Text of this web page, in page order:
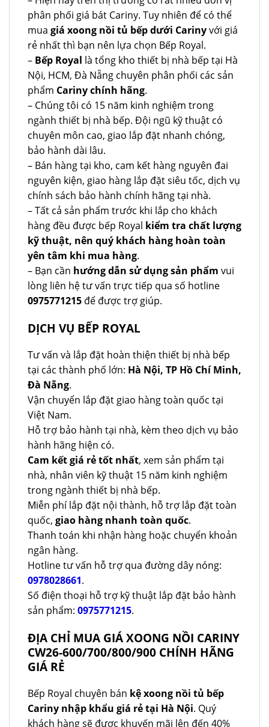
phân phối giá bát Cariny. Tuy nhiên để có thể
mua giá xoong nồi tủ bếp dưới Carinyvới giá
rẻ nhất thì bạn nên lựa chọn Bếp Royal.
– Bếp Royal là tổng kho thiết bị nhà bếp tại Hà
Nội, HCM, Đà Nẵng chuyên phân phối các sản
phẩm Cariny chính hãng.
– Chúng tôi có 15 năm kinh nghiệm trong
ngành thiết bị nhà bếp. Đội ngũ kỹ thuật có
chuyên môn cao, giao lắp đặt nhanh chóng,
bảo hành dài lâu.
– Bán hàng tại kho, cam kết hàng nguyên đai
nguyên kiện, giao hàng lắp đặt siêu tốc, dịch vụ
chính sách bảo hành chính hãng tại nhà.
– Tất cả sản phẩm trước khi lắp cho khách
hàng đều được bếp Royal kiểm tra chất lượng
kỹ thuật, nên quý khách hàng hoàn toàn
yên tâm khi mua hàng.
– Bạn cần hướng dẫn sử dụng sản phẩm vui
lòng liên hệ tư vấn trực tiếp qua số hotline
0975771215 để được trợ giúp.
DỊCH VỤ BẾP ROYAL
Tư vấn và lắp đặt hoàn thiện thiết bị nhà bếp
tại các thành phố lớn: Hà Nội, TP Hồ Chí Minh,
Đà Nẵng.
Vận chuyển lắp đặt giao hàng toàn quốc tại
Việt Nam.
Hỗ trợ bảo hành tại nhà, kèm theo dịch vụ bảo
hành hãng hiện có.
Cam kết giá rẻ tốt nhất, xem sản phẩm tại
nhà, nhân viên kỹ thuật 15 năm kinh nghiệm
trong ngành thiết bị nhà bếp.
Miễn phí lắp đặt nội thành, hỗ trợ lắp đặt toàn
quốc, giao hàng nhanh toàn quốc.
Thanh toán khi nhận hàng hoặc chuyển khoản
ngân hàng.
Hotline tư vấn hỗ trợ qua đường dây nóng:
0978028661.
Số điện thoại hỗ trợ kỹ thuật lắp đặt bảo hành
sản phẩm: 0975771215.
ĐỊA CHỈ MUA GIÁ XOONG NỒI CARINY
CW26-600/700/800/900 CHÍNH HÃNG
GIÁ RẺ
Bếp Royal chuyên bán kệ xoong nồi tủ bếp
Cariny nhập khẩu giá rẻ tại Hà Nội. Quý
khách hàng sẽ được khuyến mãi lên đến 40%